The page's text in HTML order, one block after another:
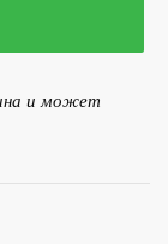
и может